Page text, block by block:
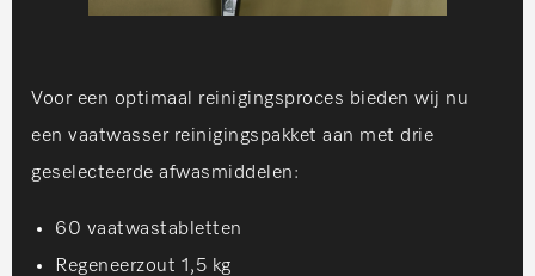
Voor een optimaal reinigingsproces bieden wij nu
een vaatwasser reinigingspakket aan met drie
geselecteerde afwasmiddelen:
60 vaatwastabletten
Regeneerzout 1,5 kg